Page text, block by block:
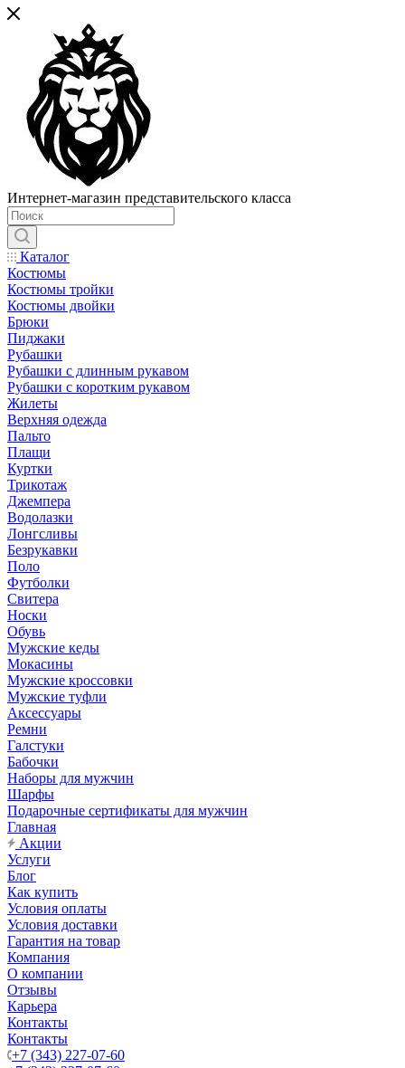
Интернет-магазин представительского класса
Каталог
Костюмы
Костюмы тройки
Костюмы двойки
Брюки
Пиджаки
Рубашки
Рубашки с длинным рукавом
Рубашки с коротким рукавом
Жилеты
Верхняя одежда
Пальто
Плащи
Куртки
Трикотаж
Джемпера
Водолазки
Лонгсливы
Безрукавки
Поло
Футболки
Свитера
Носки
Обувь
Мужские кеды
Мокасины
Мужские кроссовки
Мужские туфли
Аксессуары
Ремни
Галстуки
Бабочки
Наборы для мужчин
Шарфы
Подарочные сертификаты для мужчин
Главная
Акции
Услуги
Блог
Как купить
Условия оплаты
Условия доставки
Гарантия на товар
Компания
О компании
Отзывы
Карьера
Контакты
Контакты
+7 (343) 227-07-60